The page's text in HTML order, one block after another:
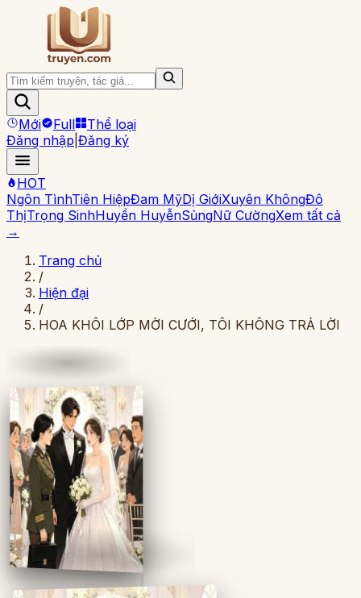
Mới Full
Thể loại
Đăng nhập Đăng ký
HOT
Ngôn TìnhTiên HiệpĐam MỹDị GiớiXuyên KhôngĐô
ThịTrọng SinhHuyền HuyễnSủngNữ CườngXem tất cả
→
Trang chủ
/
Hiện đại
/
HOA KHÔI LỚP MỜI CƯỚI, TÔI KHÔNG TRẢ LỜI